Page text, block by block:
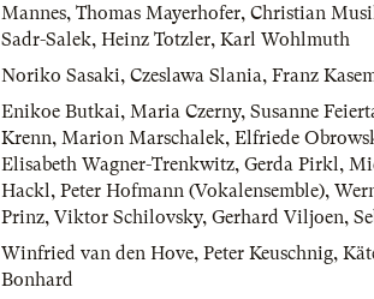
Mannes, Thomas Mayerhofer, Christian
Sadr-Salek, Heinz Totzler, Karl Wohlmuth
Noriko Sasaki, Czeslawa Slania, Franz
Enikoe Butkai, Maria Czerny, Susanne
Krenn, Marion Marschalek, Elfriede
Elisabeth Wagner-Trenkwitz, Gerda Pirkl,
Hackl, Peter Hofmann (Vokalensemble),
Prinz, Viktor Schilovsky, Gerhard Viljoen,
Winfried van den Hove, Peter Keuschnig,
Bonhard